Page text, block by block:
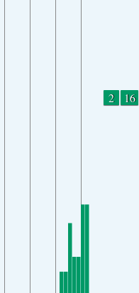
2 16